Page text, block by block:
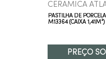
CERAMICA
PASTILHA DE
M13364 (CAIXA 1,41M²)
PREÇO